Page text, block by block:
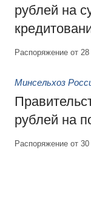
рублей на
Распоряжение от
Минсельхоз
рублей на
Распоряжение от